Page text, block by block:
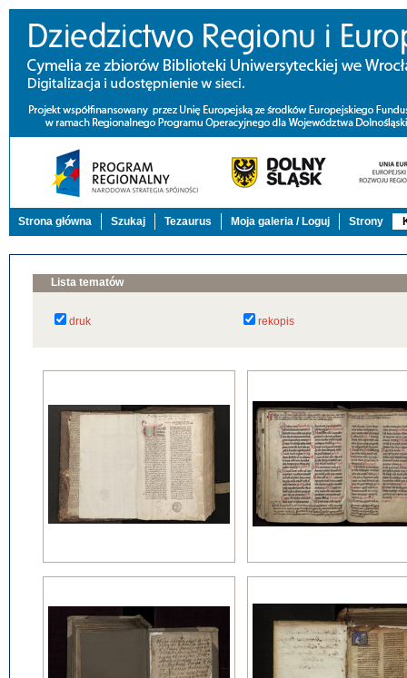
Strona główna Szukaj Tezaurus Moja galeria / Loguj Strony
Lista tematów
druk rekopis